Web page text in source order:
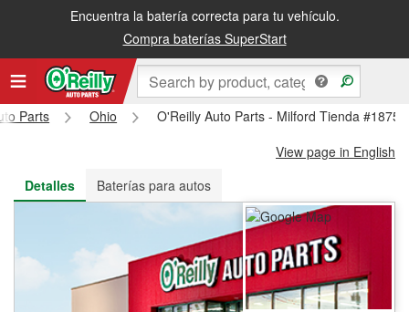
Encuentra la batería correcta para tu vehículo.
Compra baterías SuperStart
Recibe tu orden gratis al día siguiente o recógela en la tienda
Parts Ohio
O'Reilly Auto Parts - Milford Tienda #1875
View page in English
Detalles
Baterías para autos